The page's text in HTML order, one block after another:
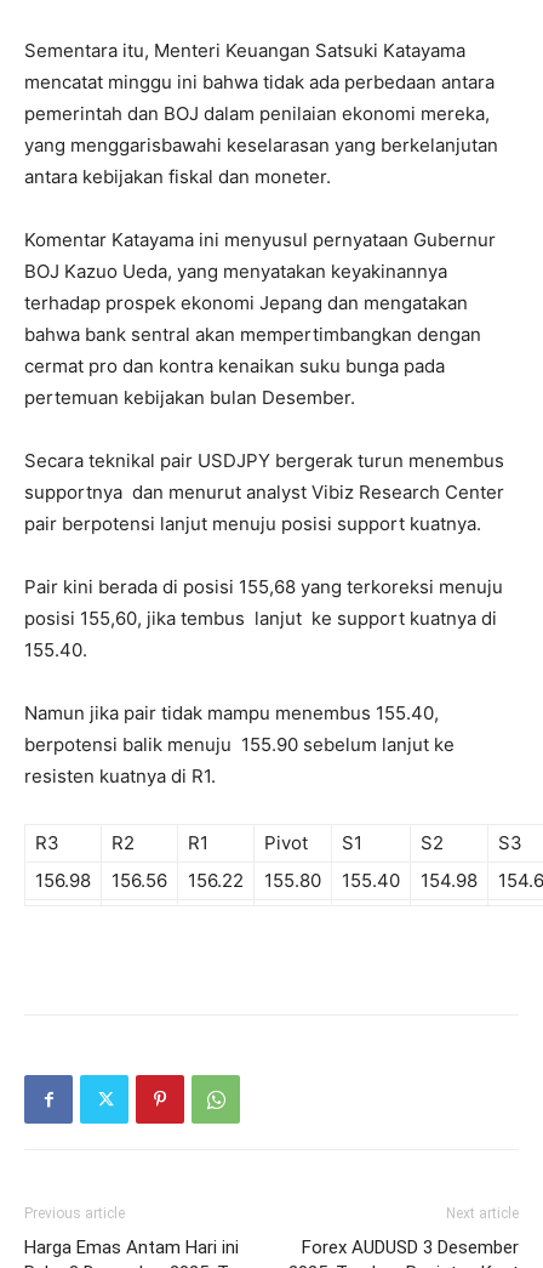
Sementara itu, Menteri Keuangan Satsuki Katayama
mencatat minggu ini bahwa tidak ada perbedaan antara
pemerintah dan BOJ dalam penilaian ekonomi mereka,
yang menggarisbawahi keselarasan yang berkelanjutan
antara kebijakan fiskal dan moneter.
Komentar Katayama ini menyusul pernyataan Gubernur
BOJ Kazuo Ueda, yang menyatakan keyakinannya
terhadap prospek ekonomi Jepang dan mengatakan
bahwa bank sentral akan mempertimbangkan dengan
cermat pro dan kontra kenaikan suku bunga pada
pertemuan kebijakan bulan Desember.
Secara teknikal pair USDJPY bergerak turun menembus
supportnya dan menurut analyst Vibiz Research Center
pair berpotensi lanjut menuju posisi support kuatnya.
Pair kini berada di posisi 155,68 yang terkoreksi menuju
posisi 155,60, jika tembus lanjut ke support kuatnya di
155.40.
Namun jika pair tidak mampu menembus 155.40,
berpotensi balik menuju 155.90 sebelum lanjut ke
resisten kuatnya di R1.
R3 R2 R1 Pivot S1 S2
S3
156.98
156.56 156.22 155.80 155.40 154.98
Previous article
Harga Emas Antam Hari ini
Next article
Forex AUDUSD 3 Desember